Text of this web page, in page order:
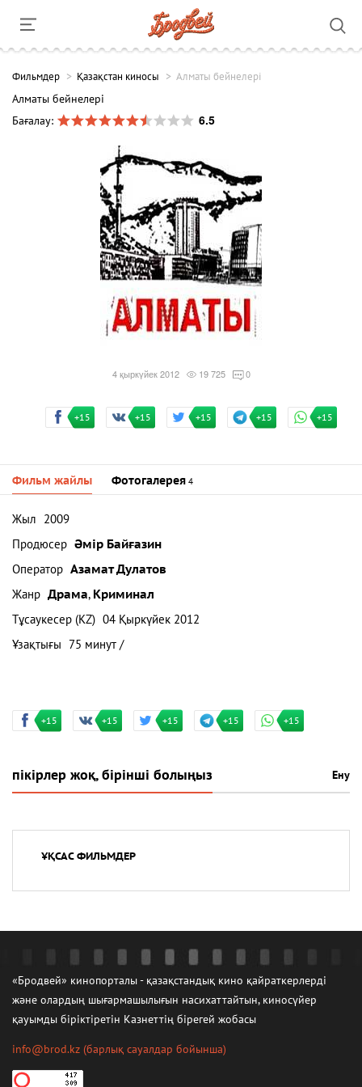
Фильмдер Қазақстан киносы Алматы бейнелері
Алматы бейнелері
Бағалау:
6.5
4 қыркүйек 2012 19 725 0
+15 +15 +15 +15 +15
Фильм жайлы Фотогалерея 4
Жыл
2009
Продюсер Әмір Байғазин
Оператор Азамат Дулатов
Жанр Драма, Криминал
Тұсаукесер (KZ) 04 Қыркүйек 2012
Ұзақтығы
75 минут /
+15 +15 +15 +15 +15
пікірлер жоқ, бірінші болыңыз Ену
ҰҚСАС ФИЛЬМДЕР
«Бродвей» кинопорталы - қазақстандық кино қайраткерлерді
және олардың шығармашылығын насихаттайтын, киносүйер
қауымды біріктіретін Казнеттің бірегей жобасы
info@brod.kz (барлық сауалдар бойынша)